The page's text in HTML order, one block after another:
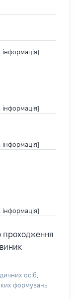
інформація]
інформація]
інформація]
інформація]
проходження
осіб,
формувань